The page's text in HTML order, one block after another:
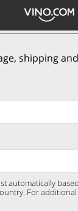
shipping
automatically
For additional
IGT